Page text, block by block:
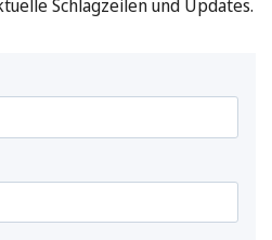
Schlagzeilen und Updates.